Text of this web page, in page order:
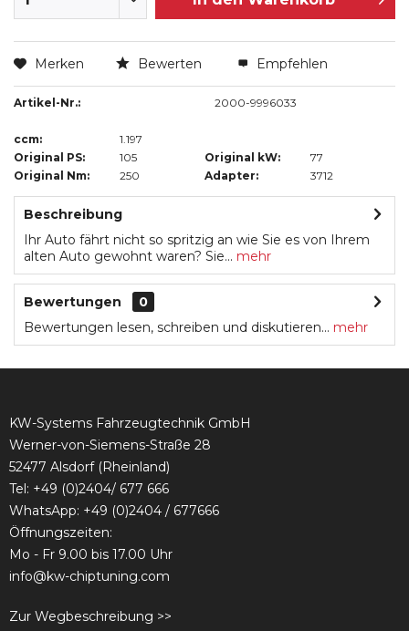
Merken Bewerten Empfehlen
Artikel-Nr.: 2000-9996033
ccm:
1.197
Original PS:
105 Original kW:
77
Original Nm:
250 Adapter: 3712
Beschreibung
Ihr Auto fährt nicht so spritzig an wie Sie es von Ihrem
alten Auto gewohnt waren? Sie... mehr
Bewertungen
0
Bewertungen lesen, schreiben und diskutieren... mehr
KW-Systems Fahrzeugtechnik GmbH
Werner-von-Siemens-Straße 28
52477 Alsdorf (Rheinland)
Tel: +49 (0)2404/ 677 666
WhatsApp: +49 (0)2404 / 677666
Öffnungszeiten:
Mo - Fr 9.00 bis 17.00 Uhr
info@kw-chiptuning.com
Zur Wegbeschreibung >>